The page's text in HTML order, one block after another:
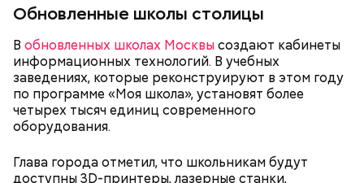
Обновленные школы столицы
В обновленных школах Москвысоздают кабинеты
информационных технологий. В учебных
заведениях, которые реконструируют в этом году
по программе «Моя школа», установят более
четырех тысяч единиц современного
оборудования.
Глава города отметил, что школьникам будут
доступны 3D-принтеры, лазерные станки,